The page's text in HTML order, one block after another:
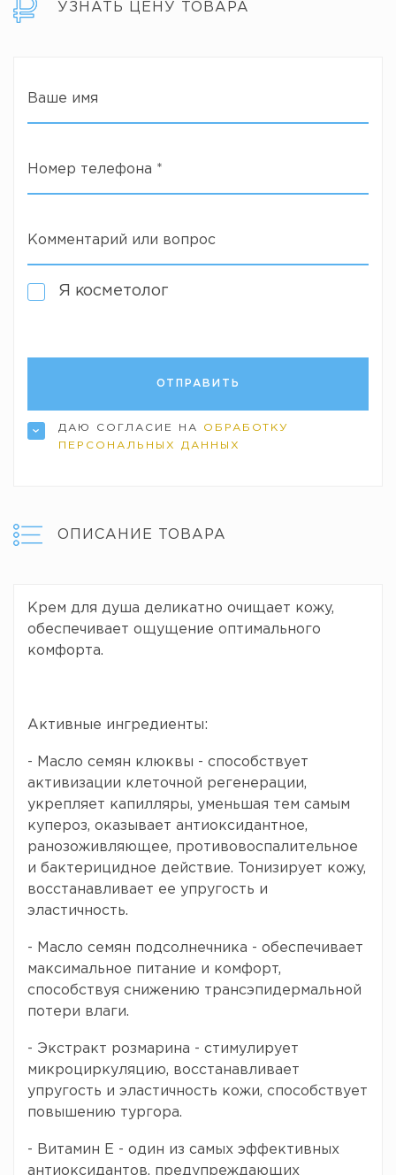
УЗНАТЬ ЦЕНУ ТОВАРА
Ваше имя
Номер телефона *
Комментарий или вопрос
Я косметолог
ДАЮ СОГЛАСИЕ НА ОБРАБОТКУ
ПЕРСОНАЛЬНЫХ ДАННЫХ
ОПИСАНИЕ ТОВАРА
Крем для душа деликатно очищает кожу,
обеспечивает ощущение оптимального
комфорта.
Активные ингредиенты:
- Масло семян клюквы - способствует
активизации клеточной регенерации,
укрепляет капилляры, уменьшая тем самым
купероз, оказывает антиоксидантное,
ранозоживляющее, противовоспалительное
и бактерицидное действие. Тонизирует кожу,
восстанавливает ее упругость и
эластичность.
- Масло семян подсолнечника - обеспечивает
максимальное питание и комфорт,
способствуя снижению трансэпидермальной
потери влаги.
- Экстракт розмарина - стимулирует
микроциркуляцию, восстанавливает
упругость и эластичность кожи, способствует
повышению тургора.
- Витамин Е - один из самых эффективных
антиоксидантов, предупреждающих